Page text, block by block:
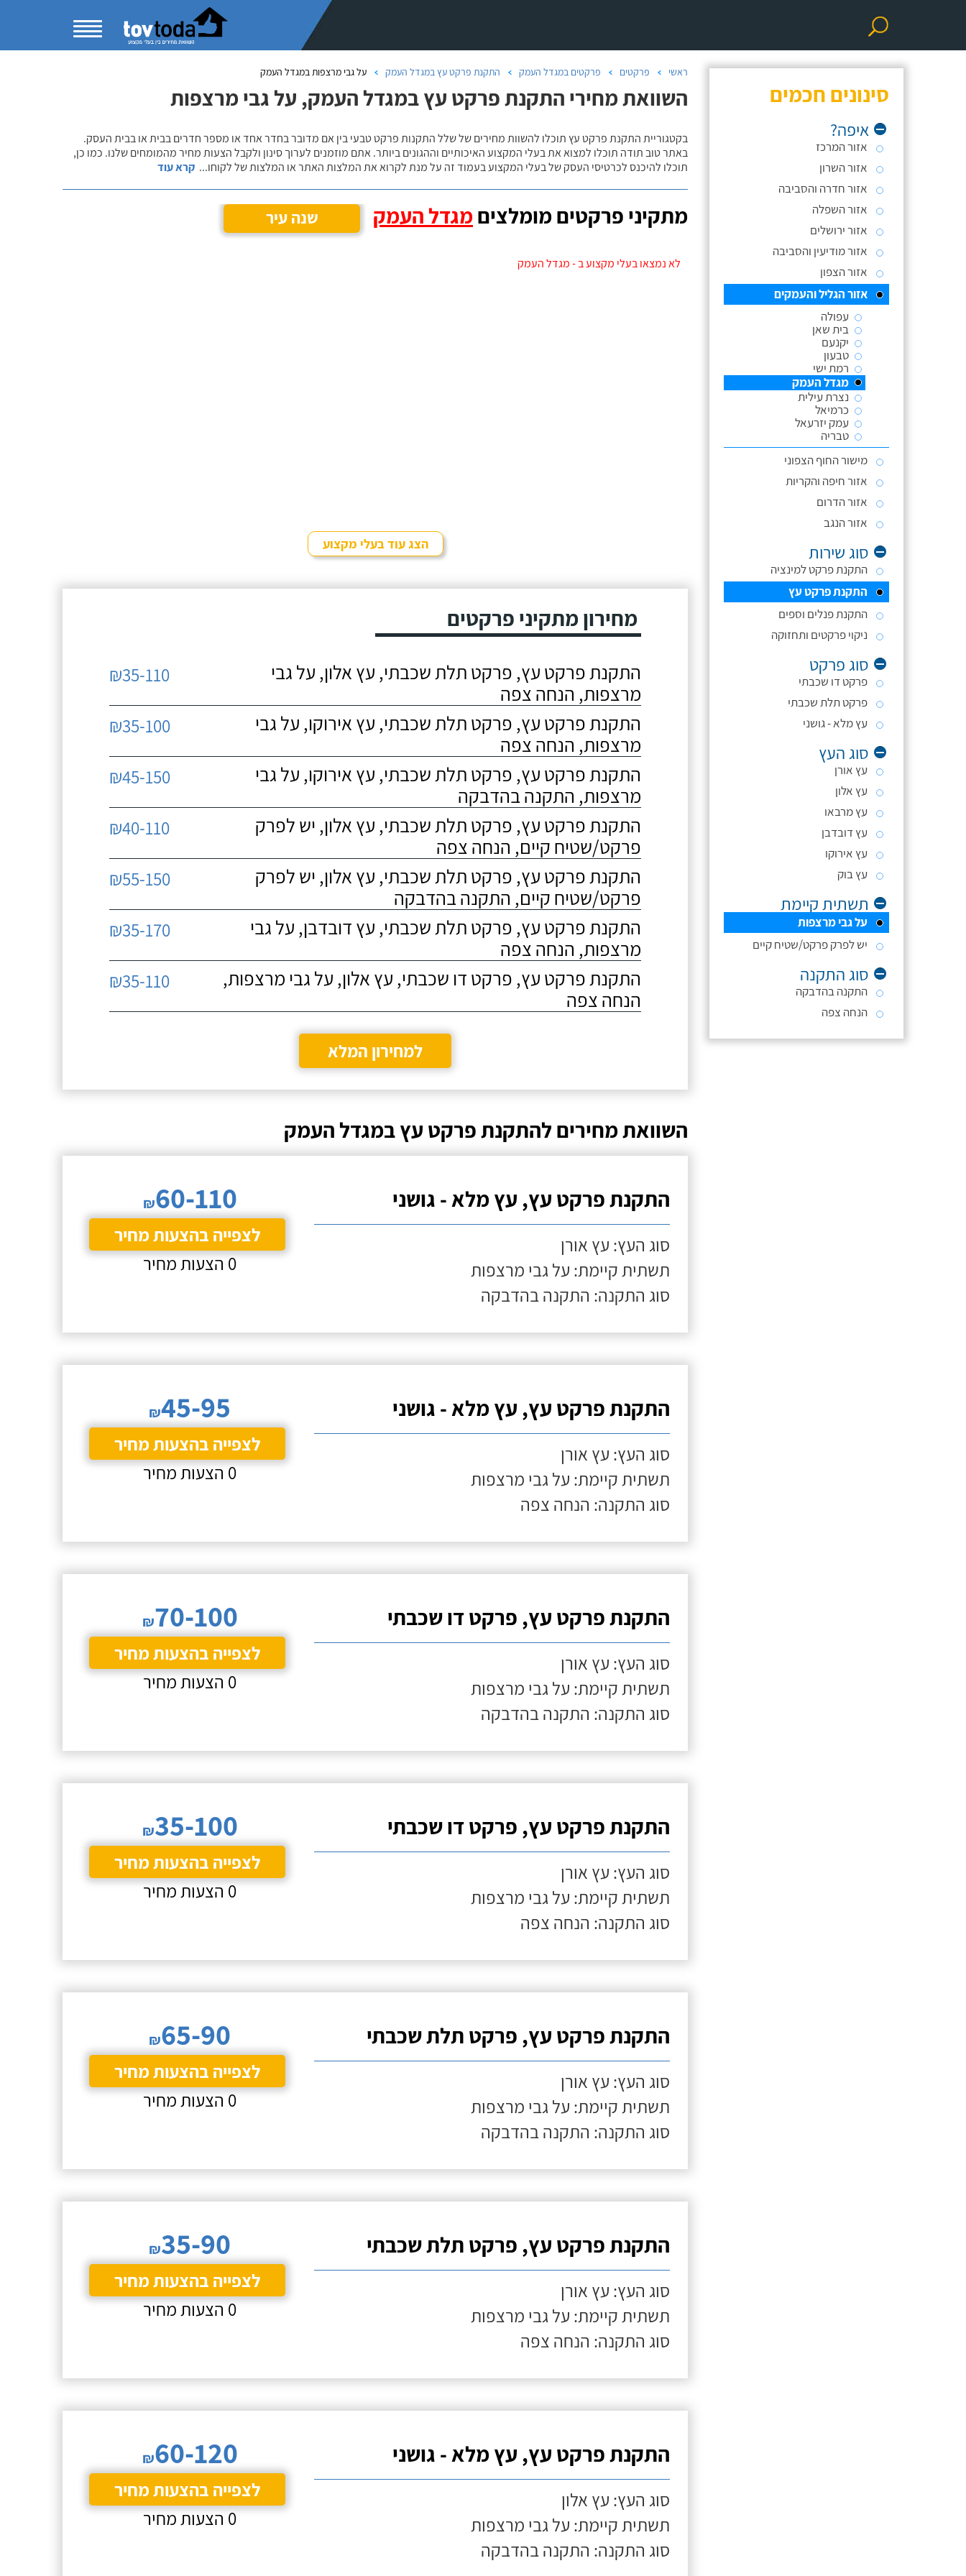
סינונים חכמים
איפה?
אזור המרכז
אזור השרון
אזור חדרה והסביבה
אזור השפלה
אזור ירושלים
אזור מודיעין והסביבה
אזור הצפון
אזור הגליל והעמקים
עפולה
בית שאן
יקנעם
טבעון
רמת ישי
מגדל העמק
נצרת עילית
כרמיאל
עמק יזרעאל
טבריה
מישור החוף הצפוני
אזור חיפה והקריות
אזור הדרום
אזור הנגב
סוג שירות
התקנת פרקט למינציה
התקנת פרקט עץ
התקנת פנלים וספים
ניקוי פרקטים ותחזוקה
סוג פרקט
פרקט דו שכבתי
פרקט תלת שכבתי
עץ מלא - גושני
סוג העץ
עץ אורן
עץ אלון
עץ מרבאו
עץ דובדבן
עץ אירוקו
עץ בוק
תשתית קיימת
על גבי מרצפות
יש לפרק פרקט/שטיח קיים
סוג התקנה
התקנה בהדבקה
הנחה צפה
ראשי פרקטים פרקטים במגדל העמק התקנת פרקט עץ במגדל העמק על גבי מרצפות במגדל העמק
השוואת מחירי התקנת פרקט עץ במגדל העמק, על גבי מרצפות
בקטגוריית התקנת פרקט עץ תוכלו להשוות מחירים של שלל התקנות פרקט טבעי בין אם מדובר בחדר אחד או מספר חדרים בבית או בבית העסק.
באתר טוב תודה תוכלו למצוא את בעלי המקצוע האיכותיים וההגונים ביותר. אתם מוזמנים לערוך סינון ולקבל הצעות מחיר מהמומחים שלנו. כמו כן,
תוכלו להיכנס לכרטיסי העסק של בעלי המקצוע בעמוד זה על מנת לקרוא את המלצות האתר או המלצות של לקוחו... קרא עוד
מתקיני פרקטים מומלצים מגדל העמק שנה עיר
לא נמצאו בעלי מקצוע ב - מגדל העמק
הצג עוד בעלי מקצוע
מחירון מתקיני פרקטים
התקנת פרקט עץ, פרקט תלת שכבתי, עץ אלון, על גבי
מרצפות, הנחה צפה
₪35-110
התקנת פרקט עץ, פרקט תלת שכבתי, עץ אירוקו, על גבי
מרצפות, הנחה צפה
₪35-100
התקנת פרקט עץ, פרקט תלת שכבתי, עץ אירוקו, על גבי
מרצפות, התקנה בהדבקה
₪45-150
התקנת פרקט עץ, פרקט תלת שכבתי, עץ אלון, יש לפרק
פרקט/שטיח קיים, הנחה צפה
₪40-110
התקנת פרקט עץ, פרקט תלת שכבתי, עץ אלון, יש לפרק
פרקט/שטיח קיים, התקנה בהדבקה
₪55-150
התקנת פרקט עץ, פרקט תלת שכבתי, עץ דובדבן, על גבי
מרצפות, הנחה צפה
₪35-170
התקנת פרקט עץ, פרקט דו שכבתי, עץ אלון, על גבי מרצפות,
הנחה צפה
₪35-110
למחירון המלא
השוואת מחירים להתקנת פרקט עץ במגדל העמק
התקנת פרקט עץ, עץ מלא - גושני
סוג העץ: עץ אורן
תשתית קיימת: על גבי מרצפות
סוג התקנה: התקנה בהדבקה
₪60-110
לצפייה בהצעות מחיר
0 הצעות מחיר
התקנת פרקט עץ, עץ מלא - גושני
סוג העץ: עץ אורן
תשתית קיימת: על גבי מרצפות
סוג התקנה: הנחה צפה
₪45-95
לצפייה בהצעות מחיר
0 הצעות מחיר
התקנת פרקט עץ, פרקט דו שכבתי
סוג העץ: עץ אורן
תשתית קיימת: על גבי מרצפות
סוג התקנה: התקנה בהדבקה
₪70-100
לצפייה בהצעות מחיר
0 הצעות מחיר
התקנת פרקט עץ, פרקט דו שכבתי
סוג העץ: עץ אורן
תשתית קיימת: על גבי מרצפות
סוג התקנה: הנחה צפה
₪35-100
לצפייה בהצעות מחיר
0 הצעות מחיר
התקנת פרקט עץ, פרקט תלת שכבתי
סוג העץ: עץ אורן
תשתית קיימת: על גבי מרצפות
סוג התקנה: התקנה בהדבקה
₪65-90
לצפייה בהצעות מחיר
0 הצעות מחיר
התקנת פרקט עץ, פרקט תלת שכבתי
סוג העץ: עץ אורן
תשתית קיימת: על גבי מרצפות
סוג התקנה: הנחה צפה
₪35-90
לצפייה בהצעות מחיר
0 הצעות מחיר
התקנת פרקט עץ, עץ מלא - גושני
סוג העץ: עץ אלון
תשתית קיימת: על גבי מרצפות
סוג התקנה: התקנה בהדבקה
₪60-120
לצפייה בהצעות מחיר
0 הצעות מחיר